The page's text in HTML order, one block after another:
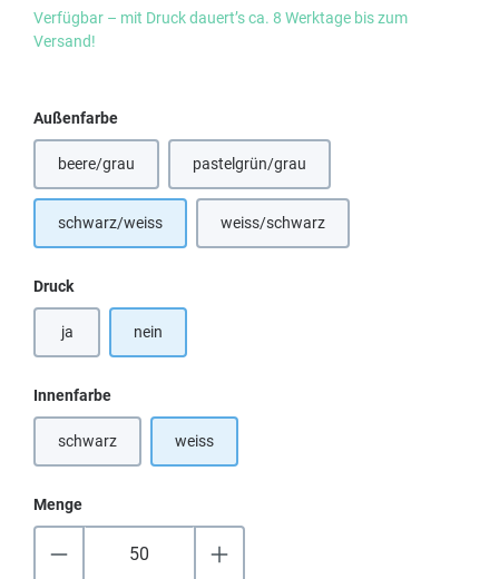
Verfügbar – mit Druck dauert’s ca. 8 Werktage bis zum
Versand!
Außenfarbeauswählen
beere/grau(Diese Option ist zurzeit nicht verfügbar.)
pastelgrün/grau(Diese Option ist zurzeit nicht verfügbar.)
schwarz/weiss weiss/schwarz(Diese Option ist zurzeit nicht
Druckauswählen
ja nein
Innenfarbeauswählen
schwarz(Diese Option ist zurzeit nicht verfügbar.)
weiss
Menge